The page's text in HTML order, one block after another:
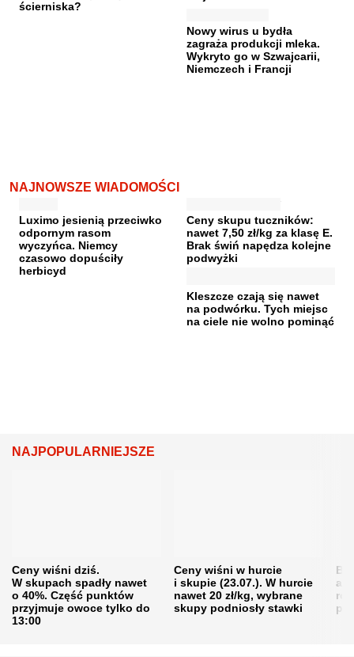
ścierniska?
Nowy wirus u bydła
zagraża produkcji mleka.
Wykryto go w Szwajcarii,
Niemczech i Francji
NAJNOWSZE WIADOMOŚCI
Luximo jesienią przeciwko
odpornym rasom
wyczyńca. Niemcy
czasowo dopuściły
herbicyd
Ceny skupu tuczników:
nawet 7,50 zł/kg za klasę E.
Brak świń napędza kolejne
podwyżki
Kleszcze czają się nawet
na podwórku. Tych miejsc
na ciele nie wolno pominąć
NAJPOPULARNIEJSZE
Ceny wiśni dziś.
W skupach spadły nawet
o 40%. Część punktów
przyjmuje owoce tylko do
13:00
Ceny wiśni w hurcie
i skupie (23.07.). W hurcie
nawet 20 zł/kg, wybrane
skupy podniosły stawki